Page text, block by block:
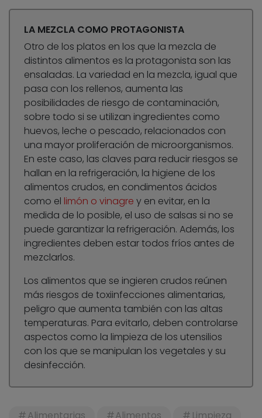
LA MEZCLA COMO PROTAGONISTA
Otro de los platos en los que la mezcla de
distintos alimentos es la protagonista son las
ensaladas. La variedad en la mezcla, igual que
pasa con los rellenos, aumenta las
posibilidades de riesgo de contaminación,
sobre todo si se utilizan ingredientes como
huevos, leche o pescado, relacionados con
una mayor proliferación de microorganismos.
En este caso, las claves para reducir riesgos se
hallan en la refrigeración, la higiene de los
alimentos crudos, en condimentos ácidos
como el limón o vinagre y en evitar, en la
medida de lo posible, el uso de salsas si no se
puede garantizar la refrigeración. Además, los
ingredientes deben estar todos fríos antes de
mezclarlos.
Los alimentos que se ingieren crudos reúnen
más riesgos de toxiinfecciones alimentarias,
peligro que aumenta también con las altas
temperaturas. Para evitarlo, deben controlarse
aspectos como la limpieza de los utensilios
con los que se manipulan los vegetales y su
desinfección.